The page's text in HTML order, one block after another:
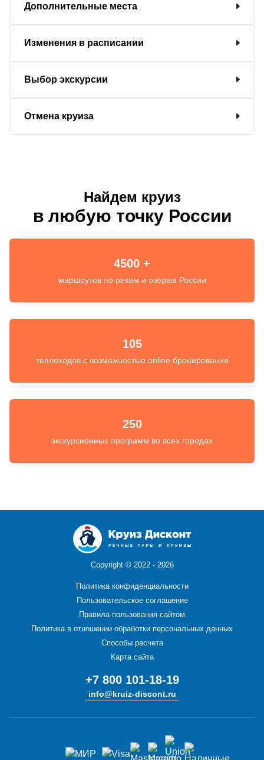
Дополнительные места
Изменения в расписании
Выбор экскурсии
Отмена круиза
Найдем круиз
в любую точку России
4500 +
маршрутов по рекам и озерам России
105
теплоходов с возможностью online бронирования
250
экскурсионных программ во всех городах
Copyright © 2022 - 2026
Политика конфиденциальности
Пользовательское соглашение
Правила пользования сайтом
Политика в отношении обработки персональных данных
Способы расчета
Карта сайта
+7 800 101-18-19
info@kruiz-discont.ru